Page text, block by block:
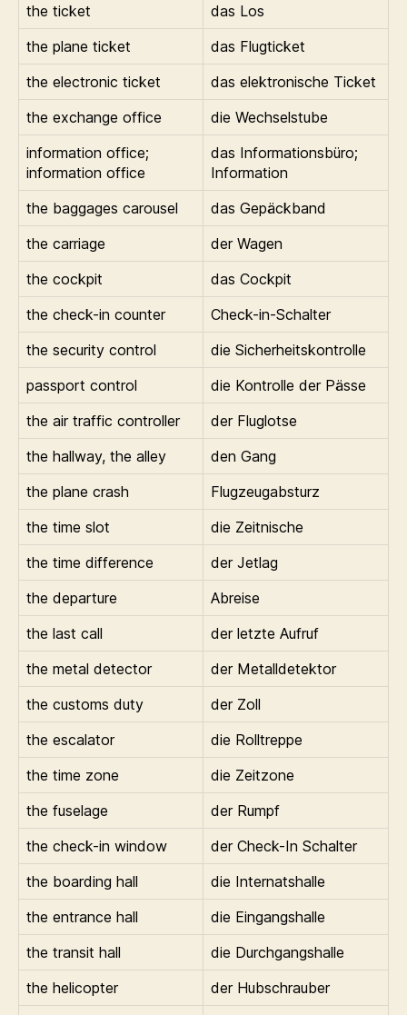
the ticket
das Los
the plane ticket
das Flugticket
the electronic ticket
das elektronische Ticket
the exchange office
die Wechselstube
information office;
information office
das Informationsbüro;
Information
the baggages carousel
das Gepäckband
the carriage
der Wagen
the cockpit
das Cockpit
the check-in counter
Check-in-Schalter
the security control
die Sicherheitskontrolle
passport control
die Kontrolle der Pässe
the air traffic controller
der Fluglotse
the hallway, the alley
den Gang
the plane crash
Flugzeugabsturz
the time slot
die Zeitnische
the time difference
der Jetlag
the departure
Abreise
the last call
der letzte Aufruf
the metal detector
der Metalldetektor
the customs duty
der Zoll
the escalator
die Rolltreppe
the time zone
die Zeitzone
the fuselage
der Rumpf
the check-in window
der Check-In Schalter
the boarding hall
die Internatshalle
the entrance hall
die Eingangshalle
the transit hall
die Durchgangshalle
the helicopter
der Hubschrauber